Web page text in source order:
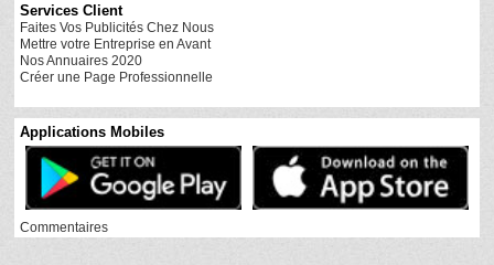
Services Client
Faites Vos Publicités Chez Nous
Mettre votre Entreprise en Avant
Nos Annuaires 2020
Créer une Page Professionnelle
Applications Mobiles
Commentaires